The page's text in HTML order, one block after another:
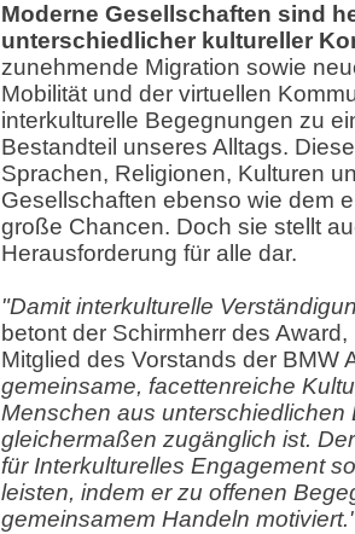
Moderne Gesellschaften sind
unterschiedlicher kultureller
zunehmende Migration sowie
Mobilität und der virtuellen
interkulturelle Begegnungen zu
Bestandteil unseres Alltags.
Sprachen, Religionen, Kulturen
Gesellschaften ebenso wie dem
große Chancen. Doch sie stellt
Herausforderung für alle dar.
"Damit interkulturelle
betont der Schirmherr des
Mitglied des Vorstands der BMW
gemeinsame, facettenreiche
Menschen aus unterschiedlichen
gleichermaßen zugänglich ist.
für Interkulturelles Engagement
leisten, indem er zu offenen
gemeinsamem Handeln